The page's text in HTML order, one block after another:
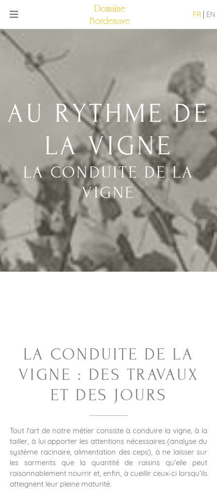
FR| EN
AU RYTHME DE
LA VIGNE
LA CONDUITE DE LA
VIGNE
LA CONDUITE DE LA
VIGNE : DES TRAVAUX
ET DES JOURS
Tout l'art de notre métier consiste à conduire la vigne, à la
tailler, à lui apporter les attentions nécessaires (analyse du
système racinaire, alimentation des ceps), à ne laisser sur
les sarments que la quantité de raisins qu'elle peut
raisonnablement nourrir et, enfin, à cueillir ceux-ci lorsqu'ils
atteignent leur pleine maturité.